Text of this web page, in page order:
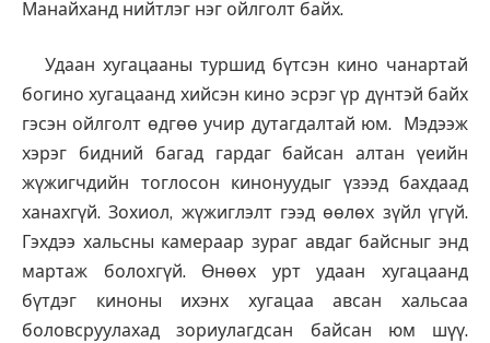
Манайханд нийтлэг нэг ойлголт байх.
Удаан хугацааны туршид бүтсэн кино чанартай
богино хугацаанд хийсэн кино эсрэг үр дүнтэй байх
гэсэн ойлголт өдгөө учир дутагдалтай юм. Мэдээж
хэрэг бидний багад гардаг байсан алтан үеийн
жүжигчдийн тоглосон кинонуудыг үзээд бахдаад
ханахгүй. Зохиол, жүжиглэлт гээд өөлөх зүйл үгүй.
Гэхдээ хальсны камераар зураг авдаг байсныг энд
мартаж болохгүй. Өнөөх урт удаан хугацаанд
бүтдэг киноны ихэнх хугацаа авсан хальсаа
боловсруулахад зориулагдсан байсан юм шүү.